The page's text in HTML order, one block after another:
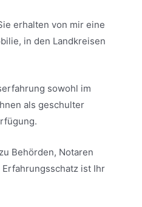
erhalten von mir eine
in den Landkreisen
sowohl im
als geschulter
Behörden, Notaren
ist Ihr